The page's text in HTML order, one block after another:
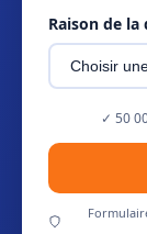
Raison de la
✓ 50